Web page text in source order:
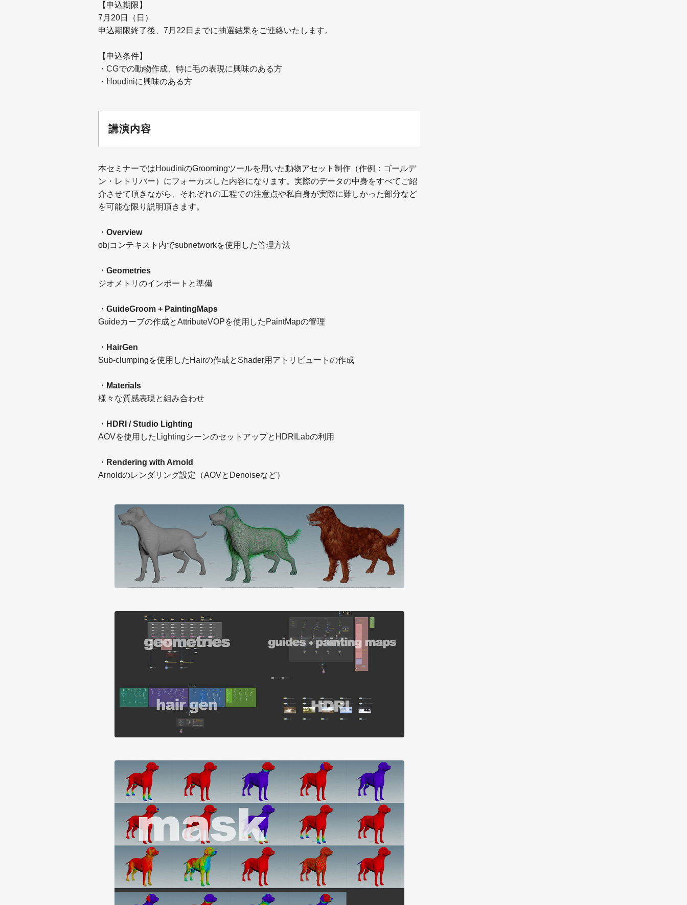
【申込期限】
7月20日（日）
申込期限終了後、7月22日までに抽選結果をご連絡いたします。
【申込条件】
・CGでの動物作成、特に毛の表現に興味のある方
・Houdiniに興味のある方
講演内容
本セミナーではHoudiniのGroomingツールを用いた動物アセット制作（作例：ゴールデ
ン・レトリバー）にフォーカスした内容になります。実際のデータの中身をすべてご紹
介させて頂きながら、それぞれの工程での注意点や私自身が実際に難しかった部分など
を可能な限り説明頂きます。
・Overview
objコンテキスト内でsubnetworkを使用した管理方法
・Geometries
ジオメトリのインポートと準備
・GuideGroom + PaintingMaps
Guideカーブの作成とAttributeVOPを使用したPaintMapの管理
・HairGen
Sub-clumpingを使用したHairの作成とShader用アトリビュートの作成
・Materials
様々な質感表現と組み合わせ
・HDRI / Studio Lighting
AOVを使用したLightingシーンのセットアップとHDRILabの利用
・Rendering with Arnold
Arnoldのレンダリング設定（AOVとDenoiseなど）